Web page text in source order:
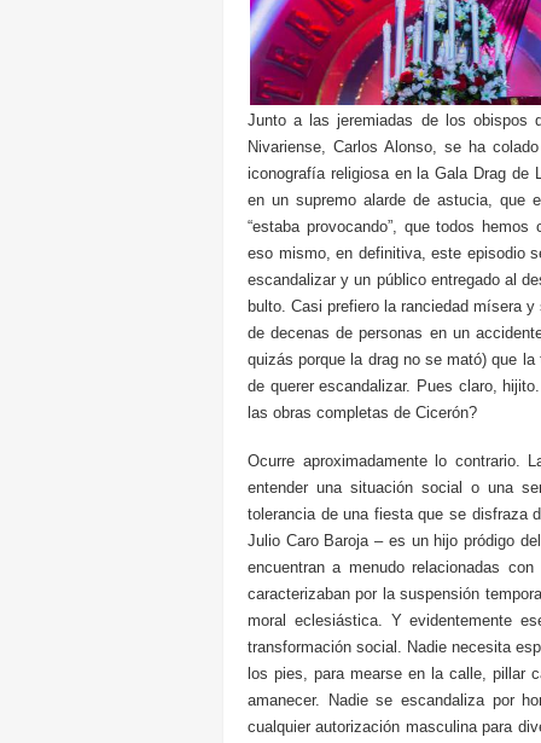
Junto a las jeremiadas de los obispos
Nivariense, Carlos Alonso, se ha
iconografía religiosa en la Gala Drag de
en un supremo alarde de astucia, que
“estaba provocando”, que todos
eso mismo, en definitiva, este episodio
escandalizar y un público entregado al
bulto. Casi prefiero la ranciedad mísera
de decenas de personas en un
quizás porque la drag no se mató) que
de querer escandalizar. Pues claro,
las obras completas de Cicerón?
Ocurre aproximadamente lo contrario.
entender una situación social o una
tolerancia de una fiesta que se disfraza
Julio Caro Baroja – es un hijo pródigo
encuentran a menudo relacionadas
caracterizaban por la suspensión
moral eclesiástica. Y evidentemente
transformación social. Nadie necesita
los pies, para mearse en la calle, pillar
amanecer. Nadie se escandaliza por
cualquier autorización masculina para